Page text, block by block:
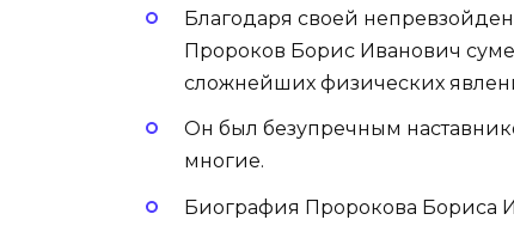
Благодаря своей
Пророков Борис Иванович
сложнейших физических
Он был безупречным
многие.
Биография Пророкова Бориса